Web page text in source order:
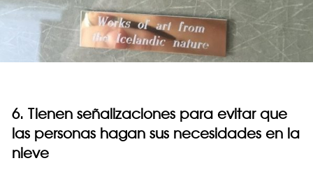
6. Tienen señalizaciones para evitar que
las personas hagan sus necesidades en la
nieve